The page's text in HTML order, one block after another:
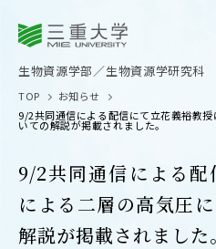
生物資源学部 生物資源学研究科
受験生の方へ
TOP
お知らせ
9/2共同通信による配信にて立花義裕教
いての解説が掲載されました。
9/2共同通信による
による二層の高気圧
解説が掲載されました。